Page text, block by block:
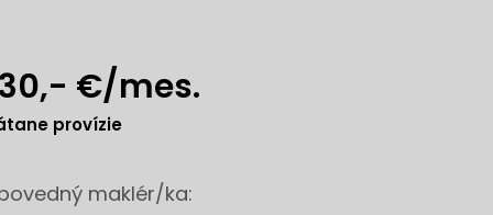
€/mes.
provízie
maklér/ka: